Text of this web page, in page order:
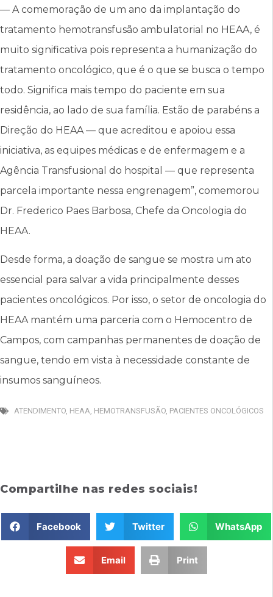
— A comemoração de um ano da implantação do
tratamento hemotransfusão ambulatorial no HEAA, é
muito significativa pois representa a humanização do
tratamento oncológico, que é o que se busca o tempo
todo. Significa mais tempo do paciente em sua
residência, ao lado de sua família. Estão de parabéns a
Direção do HEAA — que acreditou e apoiou essa
iniciativa, as equipes médicas e de enfermagem e a
Agência Transfusional do hospital — que representa
parcela importante nessa engrenagem”, comemorou
Dr. Frederico Paes Barbosa, Chefe da Oncologia do
HEAA.
Desde forma, a doação de sangue se mostra um ato
essencial para salvar a vida principalmente desses
pacientes oncológicos. Por isso, o setor de oncologia do
HEAA mantém uma parceria com o Hemocentro de
Campos, com campanhas permanentes de doação de
sangue, tendo em vista à necessidade constante de
insumos sanguíneos.
ATENDIMENTO, HEAA, HEMOTRANSFUSÃO, PACIENTES ONCOLÓGICOS
Compartilhe nas redes sociais!
Facebook Twitter WhatsApp
Email Print